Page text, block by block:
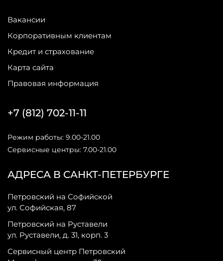
Вакансии
Корпоративным клиентам
Кредит и страхование
Карта сайта
Правовая информация
АДРЕСА В САНКТ-ПЕТЕРБУРГЕ
Петровский на Софийской
ул. Софийская, 87
Петровский на Руставели
ул. Руставели, д. 31, корп. 3
Сервисный центр Петровский
+7 (812) 702-11-11
Режим работы: 9.00-21.00
Сервисные центры: 7.00-21.00